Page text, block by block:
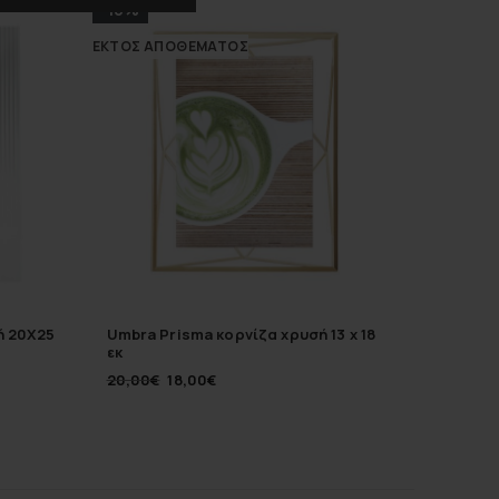
20Χ25
-10%
ΕΚΤΌΣ ΑΠΟΘΈΜΑΤΟΣ
Umbra Prisma κορνίζα χρυσή 13 x 18
εκ
20,00€ 18,00€